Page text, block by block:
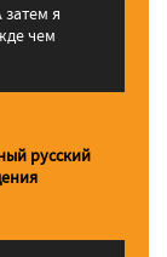
я
чем
русский